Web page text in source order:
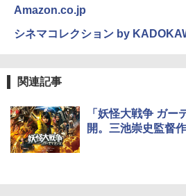
Amazon.co.jp
シネマコレクション by
関連記事
「妖怪大戦争 ガー
開。三池崇史監督作